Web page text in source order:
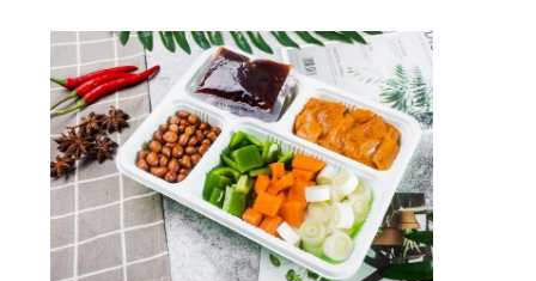
করুন
সাইট
ম্যাপ
গোপনীয়তা